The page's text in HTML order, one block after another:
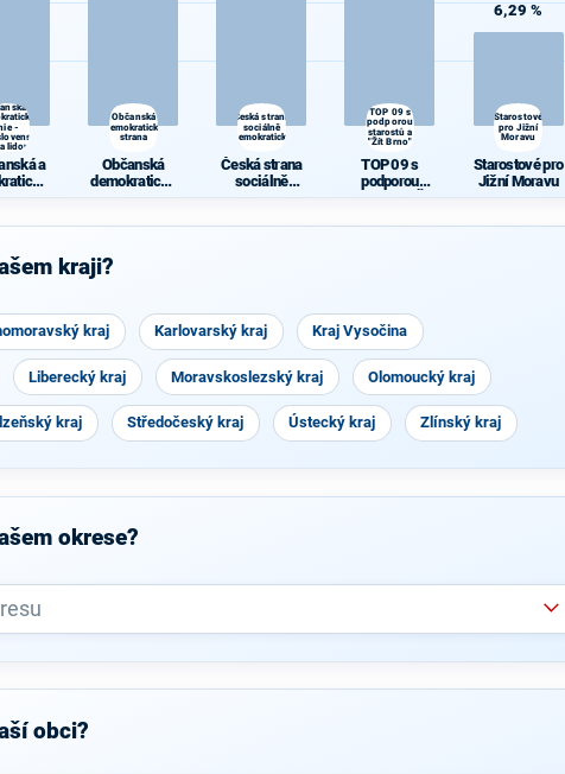
a
-
lidová
a
Občanská
demokratická
strana
Občanská
demokratická
Česká strana
sociálně
demokratická
Česká strana
sociálně
TOP 09 s
podporou
starostů a
"Žít Brno"
TOP 09 s
podporou
6,29 %
Starostové
pro Jižní
Moravu
Starostové pro
Jižní Moravu
kraji?
kraj Karlovarský kraj Kraj Vysočina
Liberecký kraj Moravskoslezský kraj Olomoucký kraj
kraj Středočeský kraj Ústecký kraj Zlínský kraj
okrese?
obci?